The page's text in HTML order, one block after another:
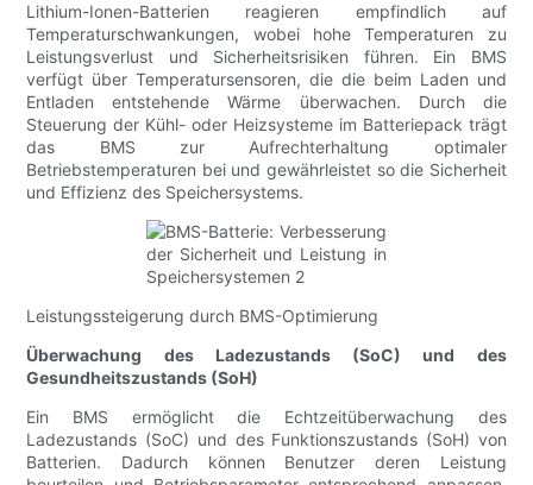
Lithium-Ionen-Batterien reagieren empfindlich auf
Temperaturschwankungen, wobei hohe Temperaturen zu
Leistungsverlust und Sicherheitsrisiken führen. Ein BMS
verfügt über Temperatursensoren, die die beim Laden und
Entladen entstehende Wärme überwachen. Durch die
Steuerung der Kühl- oder Heizsysteme im Batteriepack trägt
das BMS zur Aufrechterhaltung optimaler
Betriebstemperaturen bei und gewährleistet so die Sicherheit
und Effizienz des Speichersystems.
Leistungssteigerung durch BMS-Optimierung
Überwachung des Ladezustands (SoC) und des
Gesundheitszustands (SoH)
Ein BMS ermöglicht die Echtzeitüberwachung des
Ladezustands (SoC) und des Funktionszustands (SoH) von
Batterien. Dadurch können Benutzer deren Leistung